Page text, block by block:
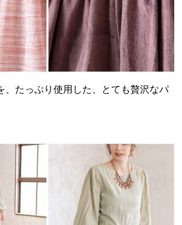
、たっぷり使用した、とても贅沢なパ